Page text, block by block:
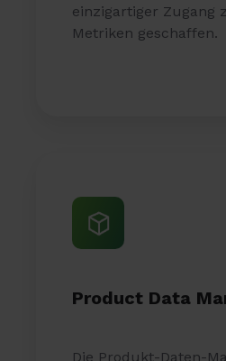
einzigartiger Zugang
Metriken geschaffen.
Product Data
Die Produkt-Daten-